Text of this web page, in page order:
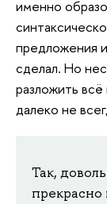
именно
предложения
сделал. Но
разложить
далеко не
Так,